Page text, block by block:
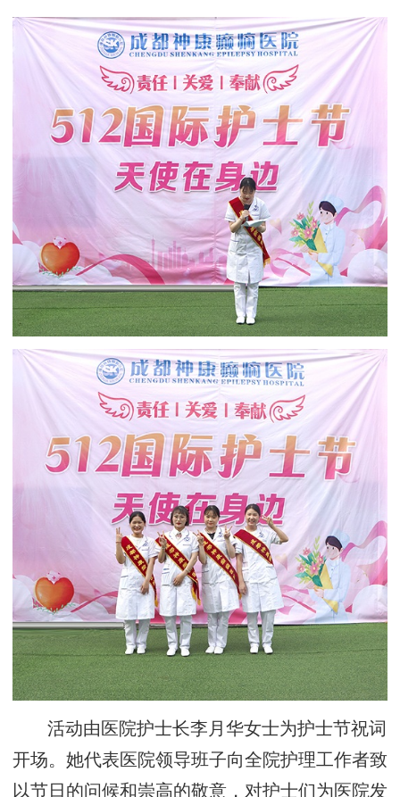
活动由医院护士长李月华女士为护士节祝词
开场。她代表医院领导班子向全院护理工作者致
以节日的问候和崇高的敬意，对护士们为医院发